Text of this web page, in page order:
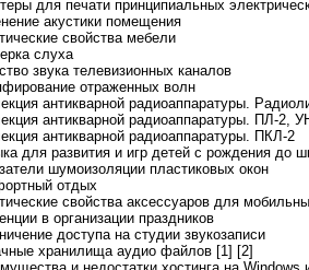
для печати принципиальных
акустики помещения
свойства мебели
слуха
звука телевизионных каналов
отраженных волн
антикварной радиоаппаратуры.
антикварной радиоаппаратуры. ПЛ-2,
антикварной радиоаппаратуры. ПКЛ-2
для развития и игр детей с рождения до
шумоизоляции пластиковых окон
отдых
свойства аксессуаров для
в организации праздников
доступа на студии звукозаписи
хранилища аудио файлов [1] [2]